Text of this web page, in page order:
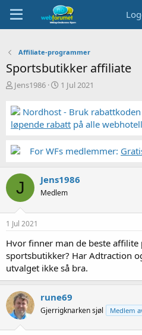
Affiliate-programmer
Sportsbutikker affiliate
T
å
d
s
a
r
Jens1986
S
r
t
a
1 Jul 2021
Nordhost - Bruk
løpende rabatt på alle webhotell
For WFs medlemmer:
J Jens1986
Medlem
1 Jul 2021
Hvor finner man de beste
sportsbutikker? Har Adtraction
utvalget ikke så bra.
rune69
Gjerrigknarken sjøl Medlem